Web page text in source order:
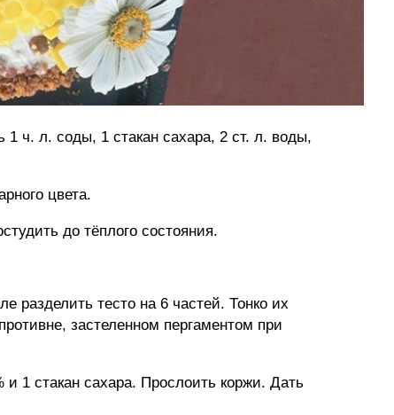
ч. л. соды, 1 стакан сахара, 2 ст. л. воды,
цвета.
до тёплого состояния.
разделить тесто на 6 частей. Тонко их
застеленном пергаментом при
1 стакан сахара. Прослоить коржи. Дать